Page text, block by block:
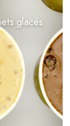
glacés